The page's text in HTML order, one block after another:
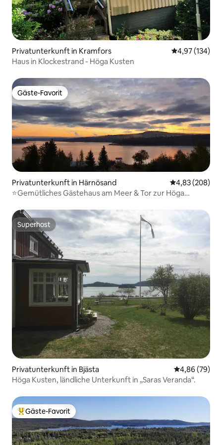
Privatunterkunft in Kramfors
4,97 (134)
Haus in Klockestrand - Höga Kusten
Gäste-Favorit
Gäste-Favorit
Privatunterkunft in Härnösand
4,83 (208)
⭐️Gemütliches Gästehaus am Meer & Tor zur Höga
Superhost
Superhost
Privatunterkunft in Bjästa
4,86 (79)
Höga Kusten, ländliche Unterkunft in „Saras Veranda“.
Beliebter Gäste-Favorit.
Gäste-Favorit